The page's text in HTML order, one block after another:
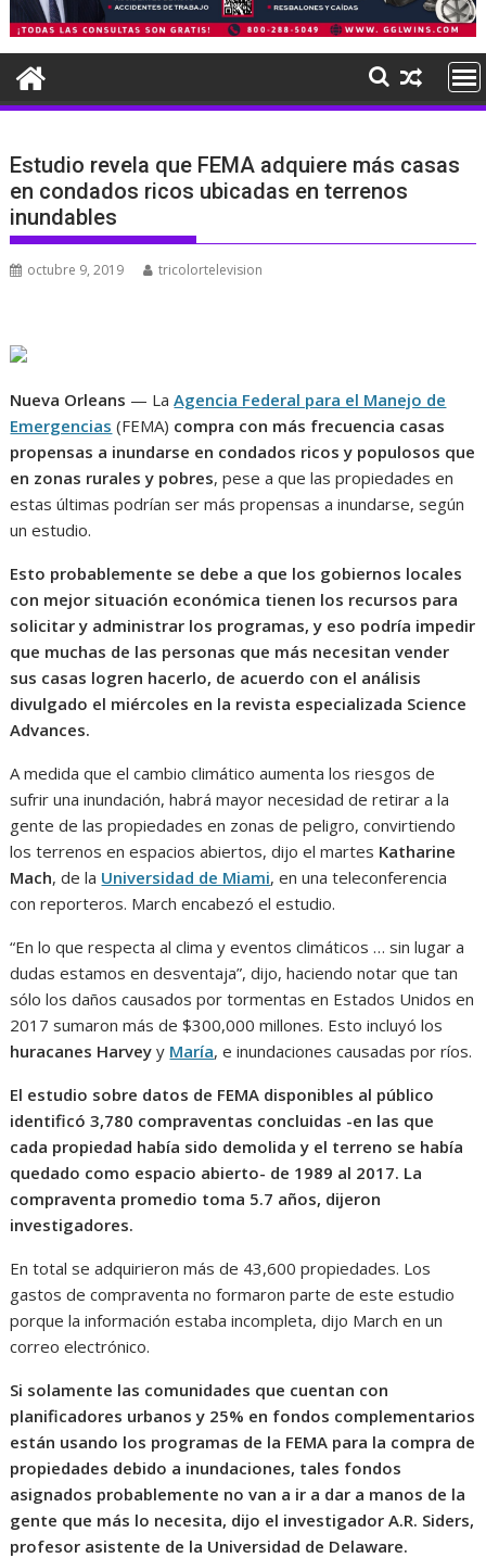
Estudio revela que FEMA adquiere más casas
en condados ricos ubicadas en terrenos
inundables
octubre 9, 2019 tricolortelevision
Nueva Orleans — LaAgencia Federal para el Manejo de
Emergencias (FEMA) compra con más frecuencia casas
propensas a inundarse en condados ricos y populosos que
en zonas rurales y pobres, pese a que las propiedades en
estas últimas podrían ser más propensas a inundarse, según
un estudio.
Esto probablemente se debe a que los gobiernos locales
con mejor situación económica tienen los recursos para
solicitar y administrar los programas, y eso podría impedir
que muchas de las personas que más necesitan vender
sus casas logren hacerlo, de acuerdo con el análisis
divulgado el miércoles en la revista especializada Science
Advances.
A medida que el cambio climático aumenta los riesgos de
sufrir una inundación, habrá mayor necesidad de retirar a la
gente de las propiedades en zonas de peligro, convirtiendo
los terrenos en espacios abiertos, dijo el martes Katharine
Mach, de la Universidad de Miami, en una teleconferencia
con reporteros. March encabezó el estudio.
“En lo que respecta al clima y eventos climáticos … sin lugar a
dudas estamos en desventaja”, dijo, haciendo notar que tan
sólo los daños causados por tormentas en Estados Unidos en
2017 sumaron más de $300,000 millones. Esto incluyó los
huracanes Harvey y María, e inundaciones causadas por ríos.
El estudio sobre datos de FEMA disponibles al público
identificó 3,780 compraventas concluidas -en las que
cada propiedad había sido demolida y el terreno se había
quedado como espacio abierto- de 1989 al 2017. La
compraventa promedio toma 5.7 años, dijeron
investigadores.
En total se adquirieron más de 43,600 propiedades. Los
gastos de compraventa no formaron parte de este estudio
porque la información estaba incompleta, dijo March en un
correo electrónico.
Si solamente las comunidades que cuentan con
planificadores urbanos y 25% en fondos complementarios
están usando los programas de la FEMA para la compra de
propiedades debido a inundaciones, tales fondos
asignados probablemente no van a ir a dar a manos de la
gente que más lo necesita, dijo el investigador A.R. Siders,
profesor asistente de la Universidad de Delaware.